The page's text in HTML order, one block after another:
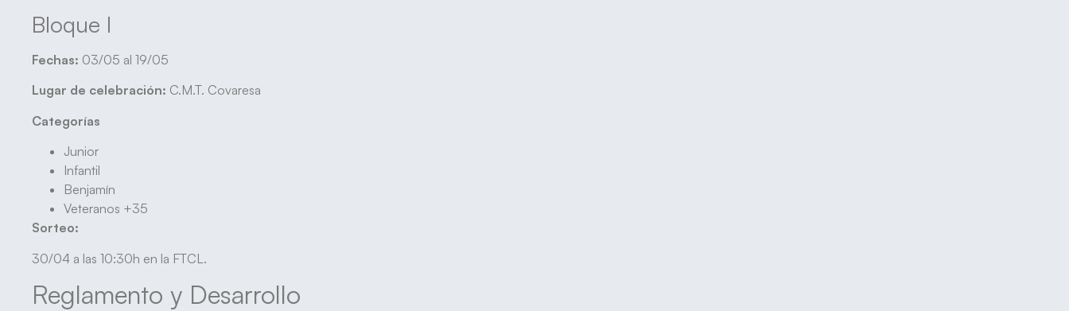
Bloque I
Fechas: 03/05 al 19/05
Lugar de celebración: C.M.T. Covaresa
Categorías
Junior
Infantil
Benjamín
Veteranos +35
Sorteo:
30/04 a las 10:30h en la FTCL.
Reglamento y Desarrollo